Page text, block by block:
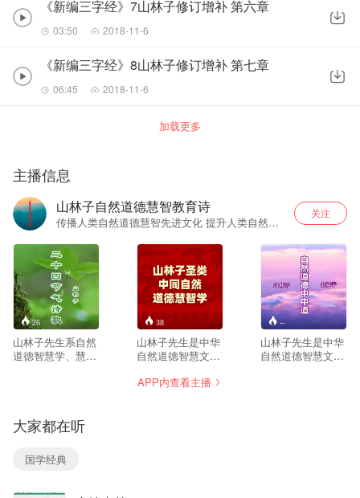
《新编三字经》7山林子修订增补 第六章
03:50 2018-11-6
《新编三字经》8山林子修订增补 第七章
06:45 2018-11-6
加载更多
主播信息
山林子自然道德慧智教育诗
传播人类自然道德慧智先进文化 提升人类自然道
关注
26
山林子先生系自然
道德智慧学、慧商
以回归人类自然道
德本体文化精神、
复兴传统自然道德
智慧文化为己任，
出“慧商”“道德智慧
38
山林子先生是中华
自然道德智慧文化
和践行者。 四十多
--
山林子先生是中华
自然道德智慧文化
APP内查看主播
大家都在听
国学经典